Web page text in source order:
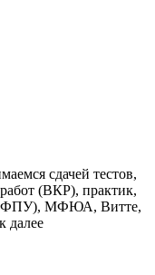
сдачей тестов,
(ВКР), практик,
МФЮА, Витте,
далее